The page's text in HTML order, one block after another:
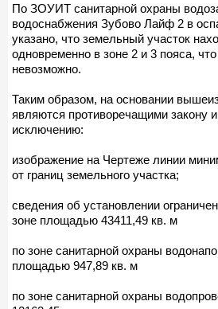
По ЗОУИТ санитарной охраны
водоснабжения Зубово Лайф 2 в
указано, что земельный участок
одновременно в зоне 2 и 3 пояса,
невозможно.
Таким образом, на основании
являются противоречащими закону
исключению:
изображение на Чертеже линии
от границ земельного участка;
сведения об установлении
зоне площадью 43411,49 кв. м
по зоне санитарной охраны
площадью 947,89 кв. м
по зоне санитарной охраны